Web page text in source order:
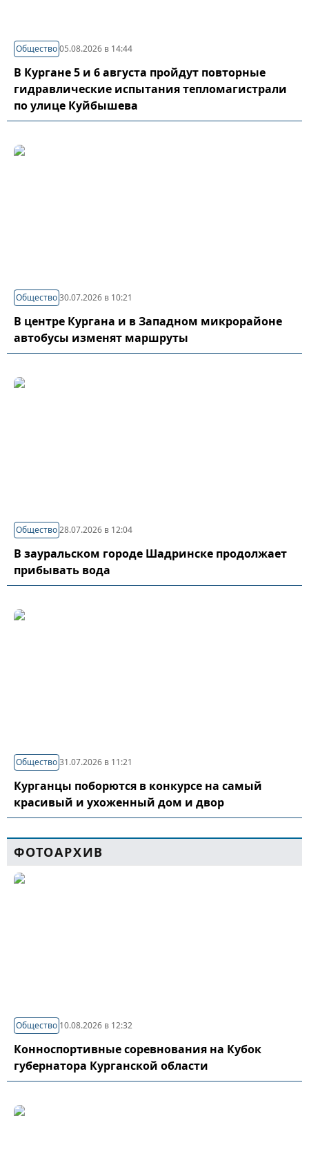
Общество05.08.2026 в 14:44
В Кургане 5 и 6 августа пройдут повторные
гидравлические испытания тепломагистрали
по улице Куйбышева
Общество30.07.2026 в 10:21
В центре Кургана и в Западном микрорайоне
автобусы изменят маршруты
Общество28.07.2026 в 12:04
В зауральском городе Шадринске продолжает
прибывать вода
Общество31.07.2026 в 11:21
Курганцы поборются в конкурсе на самый
красивый и ухоженный дом и двор
ФОТОАРХИВ
Общество 10.08.2026 в 12:32
Конноспортивные соревнования на Кубок
губернатора Курганской области